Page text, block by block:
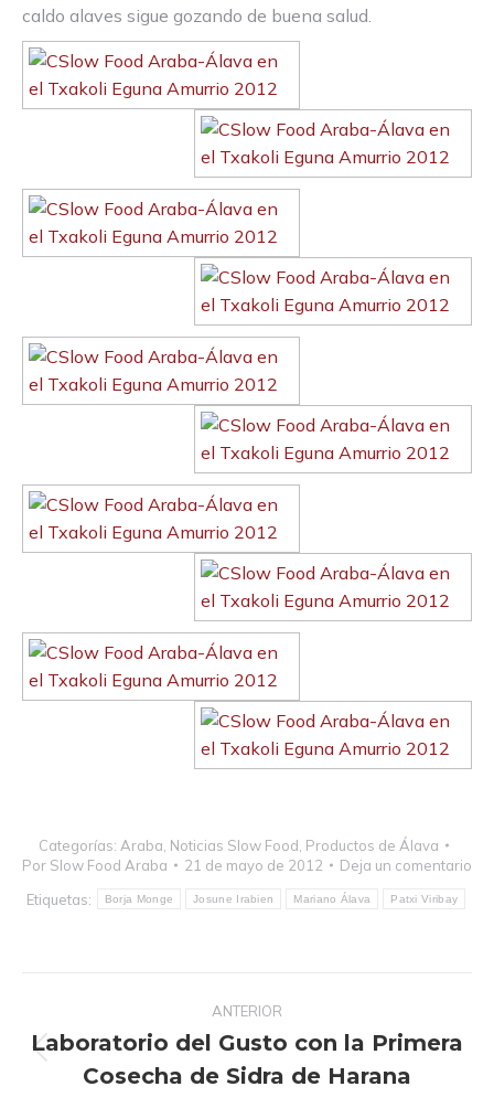
caldo alaves sigue gozando de buena salud.
Categorías: Araba Noticias Slow Food Productos de Álava
Por Slow Food Araba 21 de mayo de 2012
Deja un comentario
Etiquetas:
Borja Monge Josune Irabien Mariano Álava Patxi Viribay
publicaciones
ANTERIOR
anterior:
Laboratorio del Gusto con la Primera
Cosecha de Sidra de Harana